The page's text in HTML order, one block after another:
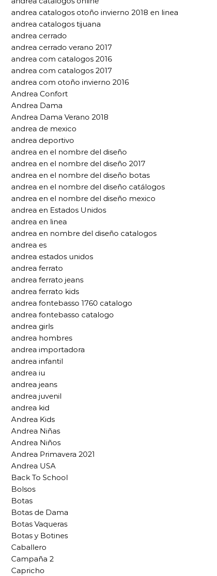
andrea catalogos otoño invierno 2018 en linea
andrea catalogos tijuana
andrea cerrado
andrea cerrado verano 2017
andrea com catalogos 2016
andrea com catalogos 2017
andrea com otoño invierno 2016
Andrea Confort
Andrea Dama
Andrea Dama Verano 2018
andrea de mexico
andrea deportivo
andrea en el nombre del diseño
andrea en el nombre del diseño 2017
andrea en el nombre del diseño botas
andrea en el nombre del diseño catálogos
andrea en el nombre del diseño mexico
andrea en Estados Unidos
andrea en linea
andrea en nombre del diseño catalogos
andrea es
andrea estados unidos
andrea ferrato
andrea ferrato jeans
andrea ferrato kids
andrea fontebasso 1760 catalogo
andrea fontebasso catalogo
andrea girls
andrea hombres
andrea importadora
andrea infantil
andrea iu
andrea jeans
andrea juvenil
andrea kid
Andrea Kids
Andrea Niñas
Andrea Niños
Andrea Primavera 2021
Andrea USA
Back To School
Bolsos
Botas
Botas de Dama
Botas Vaqueras
Botas y Botines
Caballero
Campaña 2
Capricho